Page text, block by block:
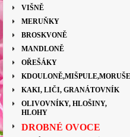
VIŠNĚ
MERUŇKY
BROSKVONĚ
MANDLONĚ
OŘEŠÁKY
KDOULONĚ,MIŠPULE,MORUŠE
KAKI, LIČI, GRANÁTOVNÍK
OLIVOVNÍKY, HLOŠINY,
HLOHY
DROBNÉ OVOCE